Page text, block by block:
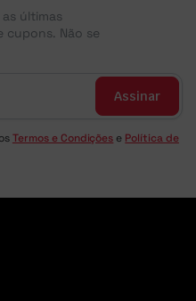
últimas
cupons. Não se
Assinar
Termos e Condições e Política de